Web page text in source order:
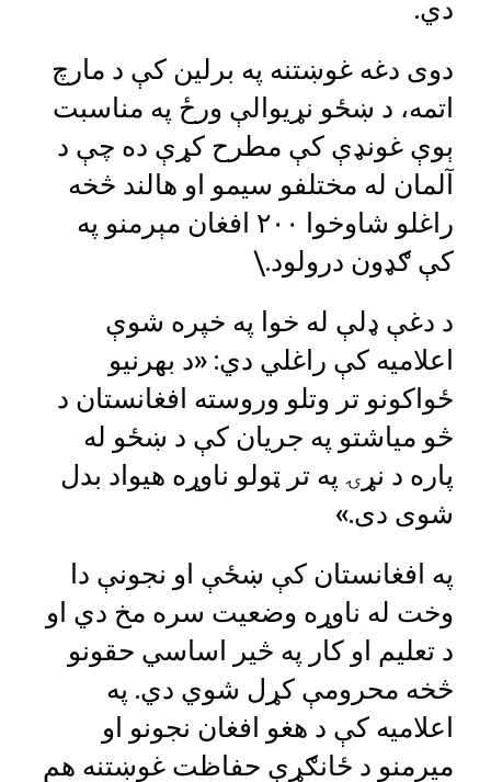
دي.
دوی دغه غوښتنه په برلين کې د مارچ
اتمه، د ښځو نړیوالې ورځ په مناسبت
ېوې غونډې کې مطرح کړې ده چې د
آلمان له مختلفو سيمو او هالند څخه
راغلو شاوخوا ۲۰۰ افغان مېرمنو په
کې ګډون درولود.\
د دغې ډلې له خوا په خپره شوې
اعلاميه کې راغلي دي: «د بهرنيو
ځواکونو تر وتلو وروسته افغانستان د
څو میاشتو په جریان کې د ښځو له
پاره د نړۍ په تر ټولو ناوړه هیواد بدل
شوی دی.»
په افغانستان کې ښځې او نجونې دا
وخت له ناوړه وضعیت سره مخ دي او
د تعليم او کار په څير اساسي حقونو
څخه محرومې کړل شوي دي. په
اعلامیه کې د هغو افغان نجونو او
میرمنو د ځانګړې حفاظت غوښتنه هم